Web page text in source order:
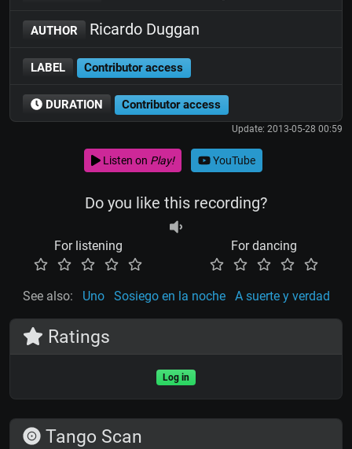
AUTHOR Ricardo Duggan
LABEL Contributor access
DURATION Contributor access
Update: 2013-05-28 00:59
Listen on Play! YouTube
Do you like this recording?
For listening For dancing
See also: Uno Sosiego en la noche A suerte y verdad
Ratings
Log in
Tango Scan